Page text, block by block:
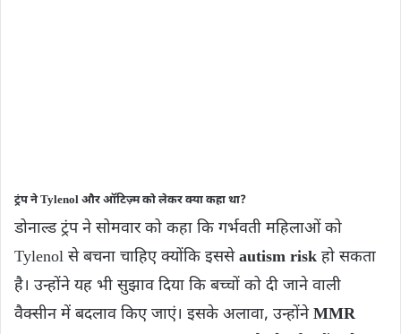
ट्रंप ने Tylenol और ऑटिज़्म को लेकर क्या कहा था?
डोनाल्ड ट्रंप ने सोमवार को कहा कि गर्भवती महिलाओं को
Tylenol से बचना चाहिए क्योंकि इससेautism risk हो सकता
है। उन्होंने यह भी सुझाव दिया कि बच्चों को दी जाने वाली
वैक्सीन में बदलाव किए जाएं। इसके अलावा, उन्होंनेMMR